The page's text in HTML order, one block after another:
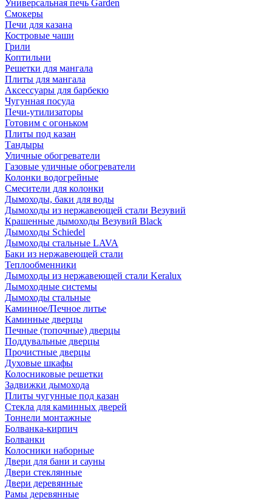
Универсальная печь Garden
Смокеры
Печи для казана
Костровые чаши
Грили
Коптильни
Решетки для мангала
Плиты для мангала
Аксессуары для барбекю
Чугунная посуда
Печи-утилизаторы
Готовим с огоньком
Плиты под казан
Тандыры
Уличные обогреватели
Газовые уличные обогреватели
Колонки водогрейные
Смесители для колонки
Дымоходы, баки для воды
Дымоходы из нержавеющей стали Везувий
Крашенные дымоходы Везувий Black
Дымоходы Schiedel
Дымоходы стальные LAVA
Баки из нержавеющей стали
Теплообменники
Дымоходы из нержавеющей стали Keralux
Дымоходные системы
Дымоходы стальные
Каминное/Печное литье
Каминные дверцы
Печные (топочные) дверцы
Поддувальные дверцы
Прочистные дверцы
Духовые шкафы
Колосниковые решетки
Задвижки дымохода
Плиты чугунные под казан
Стекла для каминных дверей
Тоннели монтажные
Болванка-кирпич
Болванки
Колосники наборные
Двери для бани и сауны
Двери стеклянные
Двери деревянные
Рамы деревянные